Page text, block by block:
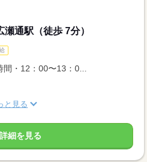
通駅（徒歩 7分）
・12：00〜13：0...
と見る
細を見る